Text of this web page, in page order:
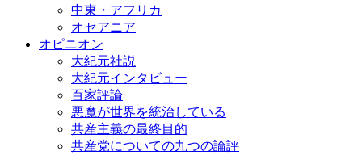
中東・アフリカ
オセアニア
オピニオン
大紀元社説
大紀元インタビュー
百家評論
悪魔が世界を統治している
共産主義の最終目的
共産党についての九つの論評